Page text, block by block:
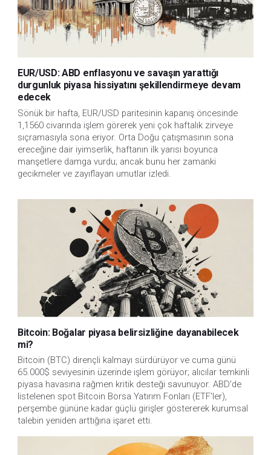
EUR/USD: ABD enflasyonu ve savaşın yarattığı
durgunluk piyasa hissiyatını şekillendirmeye devam
edecek
Sönük bir hafta, EUR/USD paritesinin kapanış öncesinde
1,1560 civarında işlem görerek yeni çok haftalık zirveye
sıçramasıyla sona eriyor. Orta Doğu çatışmasının sona
ereceğine dair iyimserlik, haftanın ilk yarısı boyunca
manşetlere damga vurdu; ancak bunu her zamanki
gecikmeler ve zayıflayan umutlar izledi.
Bitcoin: Boğalar piyasa belirsizliğine dayanabilecek
mi?
Bitcoin (BTC) dirençli kalmayı sürdürüyor ve cuma günü
65.000$ seviyesinin üzerinde işlem görüyor; alıcılar temkinli
piyasa havasına rağmen kritik desteği savunuyor. ABD'de
listelenen spot Bitcoin Borsa Yatırım Fonları (ETF'ler),
perşembe gününe kadar güçlü girişler göstererek kurumsal
talebin yeniden arttığına işaret etti.